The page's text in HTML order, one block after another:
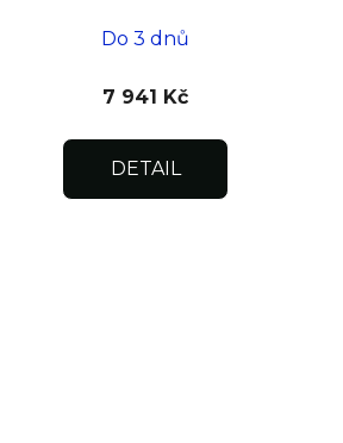
Do 3 dnů
7 941 Kč
DETAIL